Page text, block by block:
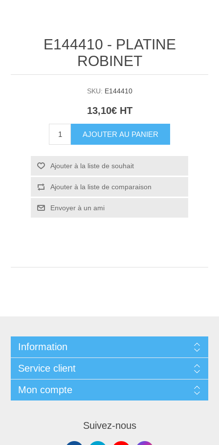
E144410 - PLATINE
ROBINET
SKU: E144410
13,10€ HT
AJOUTER AU PANIER
Ajouter à la liste de souhait
Ajouter à la liste de comparaison
Envoyer à un ami
Information
Service client
Mon compte
Suivez-nous